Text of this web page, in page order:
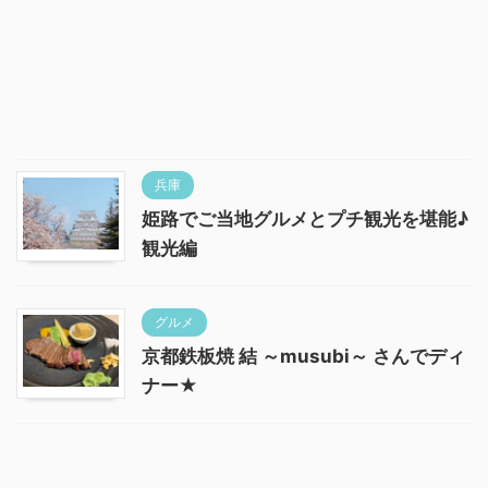
兵庫
姫路でご当地グルメとプチ観光を堪能♪
観光編
グルメ
京都鉄板焼 結 ～musubi～ さんでディ
ナー★